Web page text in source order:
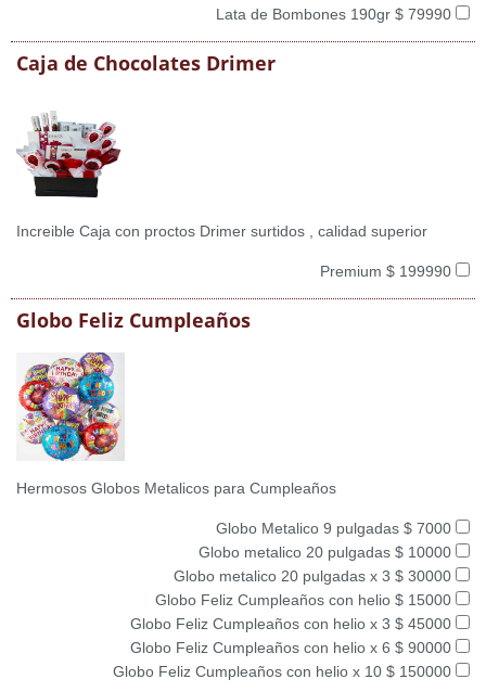
Lata de Bombones 190gr $ 79990
Caja de Chocolates Drimer
Increible Caja con proctos Drimer surtidos , calidad superior
Premium $ 199990
Globo Feliz Cumpleaños
Hermosos Globos Metalicos para Cumpleaños
Globo Metalico 9 pulgadas $ 7000
Globo metalico 20 pulgadas $ 10000
Globo metalico 20 pulgadas x 3 $ 30000
Globo Feliz Cumpleaños con helio $ 15000
Globo Feliz Cumpleaños con helio x 3 $ 45000
Globo Feliz Cumpleaños con helio x 6 $ 90000
Globo Feliz Cumpleaños con helio x 10 $ 150000